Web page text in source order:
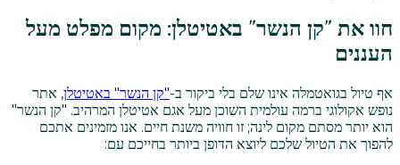
חוו את "קן הנשר" באטיטלן: מקום מפלט מעל
העננים
אף טיול בגואטמלה אינו שלם בלי ביקור ב-"קן הנשר" באטיטלן, אתר
נופש אקולוגי ברמה עולמית השוכן מעל אגם אטיטלן המרהיב. "קן הנשר"
הוא יותר מסתם מקום לינה; זו חוויה משנת חיים. אנו מזמינים אתכם
להפוך את הטיול שלכם ליוצא הדופן ביותר בחייכם עם: